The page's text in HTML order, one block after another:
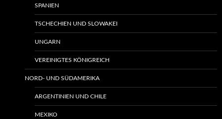
SPANIEN
TSCHECHIEN UND SLOWAKEI
UNGARN
VEREINIGTES KÖNIGREICH
NORD- UND SÜDAMERIKA
ARGENTINIEN UND CHILE
MEXIKO